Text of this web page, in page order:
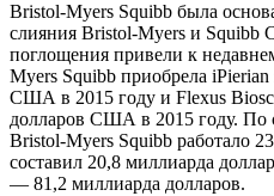
Bristol-Myers Squibb была
слияния Bristol-Myers и Squibb
поглощения привели к
Myers Squibb приобрела
США в 2015 году и Flexus
долларов США в 2015 году. По
Bristol-Myers Squibb работало
составил 20,8 миллиарда
— 81,2 миллиарда долларов.